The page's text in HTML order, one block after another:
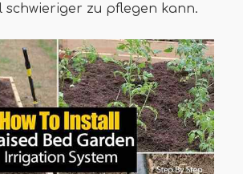
schwieriger zu pflegen kann.